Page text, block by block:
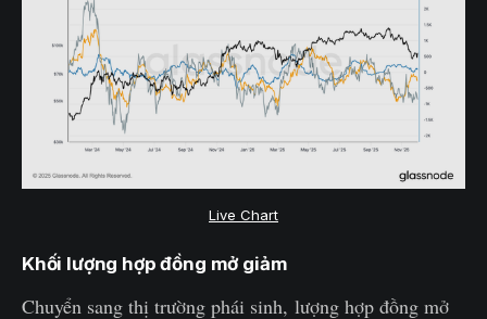
Live Chart
Khối lượng hợp đồng mở giảm
Chuyển sang thị trường phái sinh, lượng hợp đồng mở